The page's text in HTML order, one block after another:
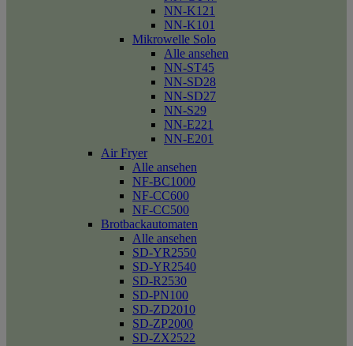
NN-K121
NN-K101
Mikrowelle Solo
Alle ansehen
NN-ST45
NN-SD28
NN-SD27
NN-S29
NN-E221
NN-E201
Air Fryer
Alle ansehen
NF-BC1000
NF-CC600
NF-CC500
Brotbackautomaten
Alle ansehen
SD-YR2550
SD-YR2540
SD-R2530
SD-PN100
SD-ZD2010
SD-ZP2000
SD-ZX2522